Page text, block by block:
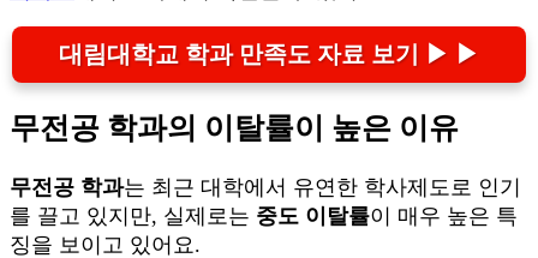
대림대학교 학과 만족도 자료 보기 ▶ ▶
무전공 학과의 이탈률이 높은 이유
무전공 학과는 최근 대학에서 유연한 학사제도로 인기
를 끌고 있지만, 실제로는 중도 이탈률이 매우 높은 특
징을 보이고 있어요.